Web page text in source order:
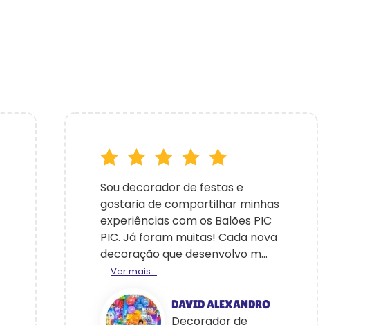
Sou decorador de festas e
gostaria de compartilhar minhas
experiências com os Balões PIC
PIC. Já foram muitas! Cada nova
decoração que desenvolvo m...
Ver mais...
DAVID ALEXANDRO
Decorador de